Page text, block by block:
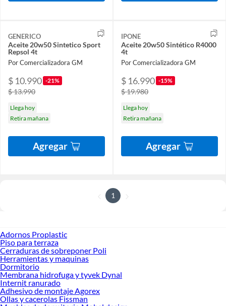
GENERICO
Aceite 20w50 Sintetico Sport
Repsol 4t
Por Comercializadora GM
$ 10.990 -21%
$ 13.990
Llega hoy
Retira mañana
Agregar
IPONE
Aceite 20w50 Sintético R4000
4t
Por Comercializadora GM
$ 16.990 -15%
$ 19.980
Llega hoy
Retira mañana
Agregar
1
Adornos Proplastic
Piso para terraza
Cerraduras de sobreponer Poli
Herramientas y maquinas
Dormitorio
Membrana hidrofuga y tyvek Dynal
Internit ranurado
Adhesivo de montaje Agorex
Ollas y cacerolas Fissman